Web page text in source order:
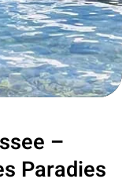
–
Paradies